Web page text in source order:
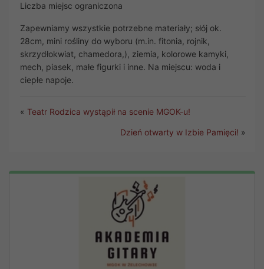
Liczba miejsc ograniczona
Zapewniamy wszystkie potrzebne materiały; słój ok.
28cm, mini rośliny do wyboru (m.in. fitonia, rojnik,
skrzydłokwiat, chamedora,), ziemia, kolorowe kamyki,
mech, piasek, małe figurki i inne. Na miejscu: woda i
ciepłe napoje.
«Teatr Rodzica wystąpił na scenie MGOK-u!
Dzień otwarty w Izbie Pamięci! »